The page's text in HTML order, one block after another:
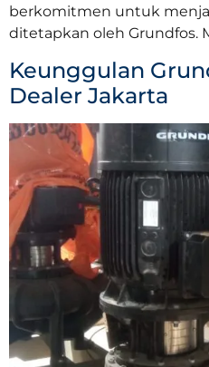
berkomitmen untuk
ditetapkan oleh Grundfos.
Keunggulan
Dealer Jakarta